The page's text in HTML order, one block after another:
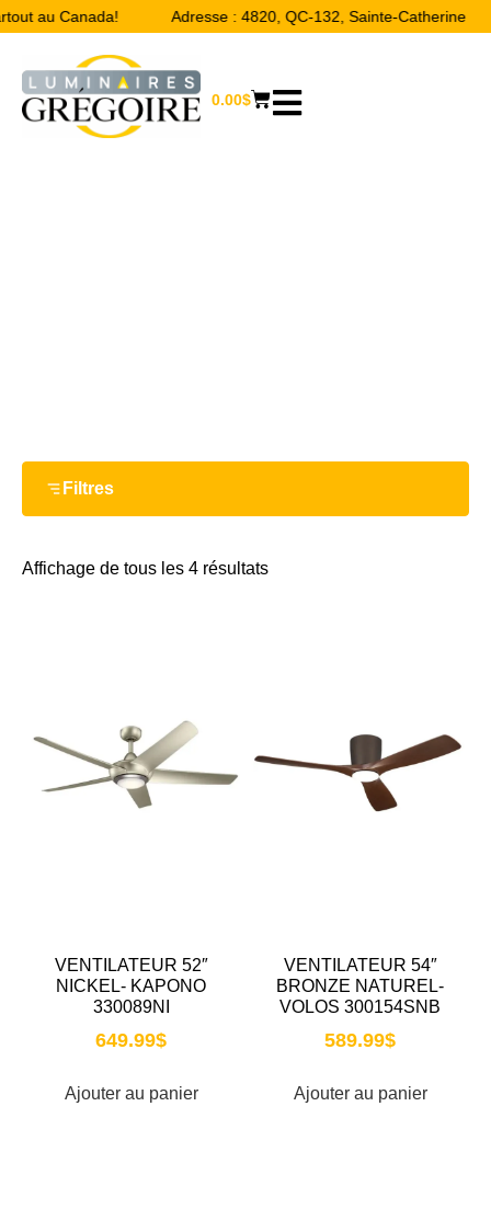
au Canada! Adresse : 4820, QC-132, Sainte-Catherine
0.00$
Filtres
Affichage de tous les 4 résultats
VENTILATEUR 52″
NICKEL- KAPONO
330089NI
649.99$
Ajouter au panier
VENTILATEUR 54″
BRONZE NATUREL-
VOLOS 300154SNB
589.99$
Ajouter au panier